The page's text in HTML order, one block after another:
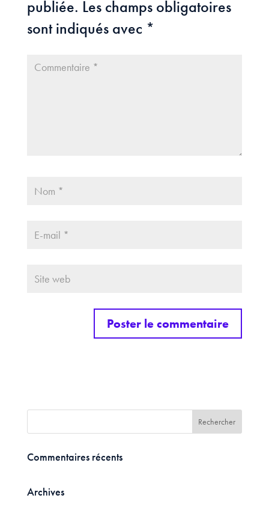
publiée. Les champs obligatoires
sont indiqués avec *
Commentaires récents
Archives